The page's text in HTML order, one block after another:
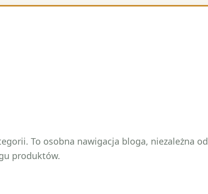
To osobna nawigacja bloga, niezależna od
produktów.